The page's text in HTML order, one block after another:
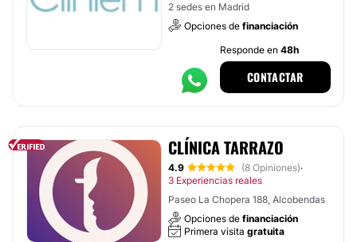
2 sedes en Madrid
Opciones de financiación
Responde en 48h
CONTACTAR
CLÍNICA TARRAZO
4.9 (8 Opiniones)·
3 Experiencias reales
Paseo La Chopera 188, Alcobendas
Opciones de financiación
Primera visita gratuita